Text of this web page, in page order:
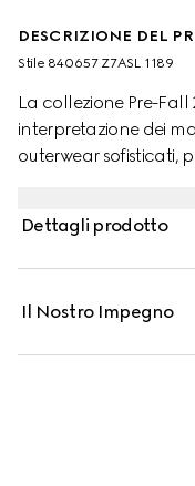
DESCRIZIONE DEL
Stile ‎840657 Z7ASL 1189
La collezione Pre-
interpretazione dei
outerwear sofisticati,
seta semplice su un
Dettagli prodotto
Il Nostro Impegno